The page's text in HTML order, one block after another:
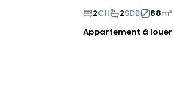
2CH 2SDB 88m²
Appartement à louer